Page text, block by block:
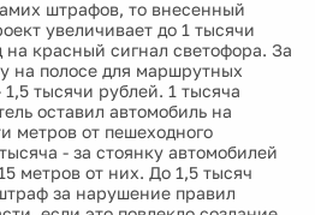
штрафов, то внесенный
увеличивает до 1 тысячи
красный сигнал светофора. За
на полосе для маршрутных
тысячи рублей. 1 тысяча
оставил автомобиль на
метров от пешеходного
- за стоянку автомобилей
метров от них. До 1,5 тысяч
за нарушение правил